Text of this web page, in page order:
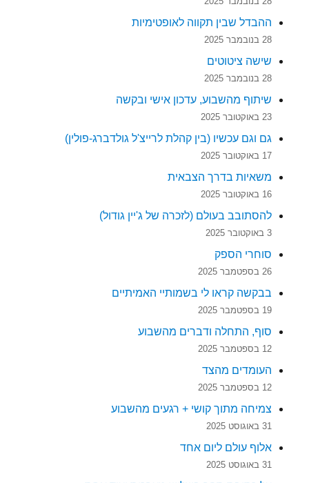
ההבדל שבין תקווה לאופטימיות
28 בנובמבר 2025
שישה ציטוטים
28 בנובמבר 2025
שיתוף מהשבוע, עדכון אישי ובקשה
23 באוקטובר 2025
גם וגם עכשיו (בין קהלת לרייצ'ל גולדברג-פולין)
17 באוקטובר 2025
משאיות בדרך הצבאית
16 באוקטובר 2025
להסתובב בעולם (לזכרה של ג'יין גודול)
3 באוקטובר 2025
סוחרי הספק
26 בספטמבר 2025
בבקשה קראו לי בשמותיי האמיתיים
19 בספטמבר 2025
סוף, התחלה ודברים מהשבוע
12 בספטמבר 2025
העומדים מהצד
12 בספטמבר 2025
צמיחה מתוך קושי + רגעים מהשבוע
31 באוגוסט 2025
אלוף עולם ליום אחד
31 באוגוסט 2025